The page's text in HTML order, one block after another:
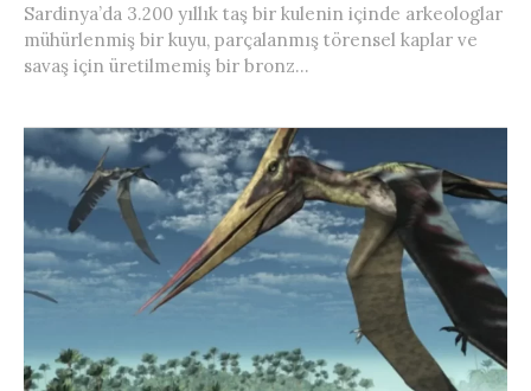
Sardinya’da 3.200 yıllık taş bir kulenin içinde arkeologlar
mühürlenmiş bir kuyu, parçalanmış törensel kaplar ve
savaş için üretilmemiş bir bronz...